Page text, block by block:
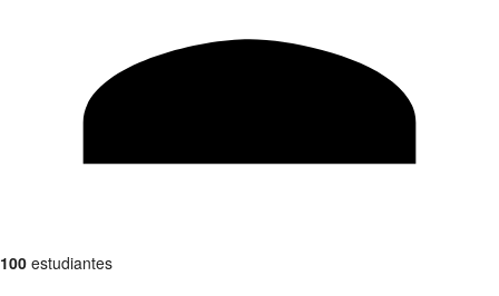
100 estudiantes